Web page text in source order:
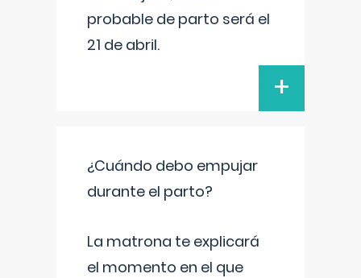
probable de parto será el
21 de abril.
+
¿Cuándo debo empujar
durante el parto?
La matrona te explicará
el momento en el que